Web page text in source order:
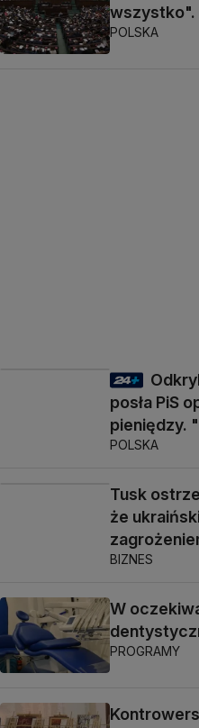
wszystko".
POLSKA
posła PiS
pieniędzy.
POLSKA
Tusk
że
BIZNES
W
PROGRAMY